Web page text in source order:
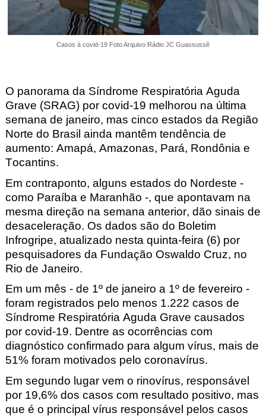
Casos à covid-19 Foto Arquivo Rádio JC Guassussê
O panorama da Síndrome Respiratória Aguda
Grave (SRAG) por covid-19 melhorou na última
semana de janeiro, mas cinco estados da Região
Norte do Brasil ainda mantêm tendência de
aumento: Amapá, Amazonas, Pará, Rondônia e
Tocantins.
Em contraponto, alguns estados do Nordeste -
como Paraíba e Maranhão -, que apontavam na
mesma direção na semana anterior, dão sinais de
desaceleração. Os dados são do Boletim
Infrogripe, atualizado nesta quinta-feira (6) por
pesquisadores da Fundação Oswaldo Cruz, no
Rio de Janeiro.
Em um mês - de 1º de janeiro a 1º de fevereiro -
foram registrados pelo menos 1.222 casos de
Síndrome Respiratória Aguda Grave causados
por covid-19. Dentre as ocorrências com
diagnóstico confirmado para algum vírus, mais de
51% foram motivados pelo coronavírus.
Em segundo lugar vem o rinovírus, responsável
por 19,6% dos casos com resultado positivo, mas
que é o principal vírus responsável pelos casos